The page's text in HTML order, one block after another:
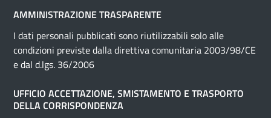
AMMINISTRAZIONE TRASPARENTE
I dati personali pubblicati sono riutilizzabili solo alle
condizioni previste dalla direttiva comunitaria 2003/98/CE
e dal d.lgs. 36/2006
UFFICIO ACCETTAZIONE, SMISTAMENTO E TRASPORTO
DELLA CORRISPONDENZA